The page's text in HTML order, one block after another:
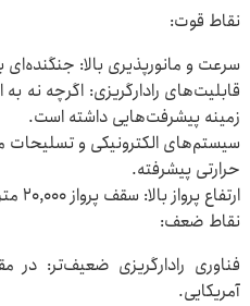
نقاط قوت:
سرعت و مانورپذیری بالا: جنگنده‌ای
قابلیت‌های رادارگریزی: اگرچه نه
زمینه پیشرفت‌هایی داشته است.
سیستم‌های الکترونیکی و
حرارتی پیشرفته.
ارتفاع پرواز بالا: سقف پرواز ۲۰,۰۰۰ متری.
نقاط ضعف:
فناوری رادارگریزی ضعیف‌تر:
آمریکایی.